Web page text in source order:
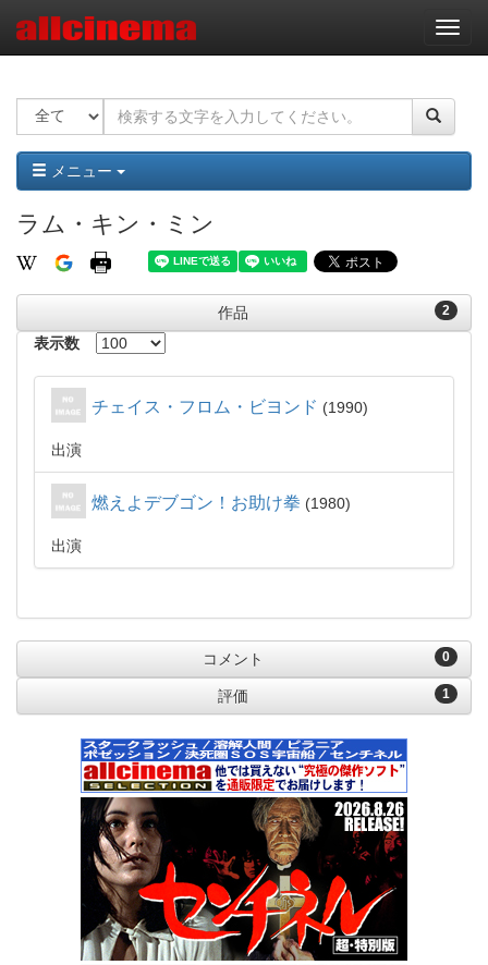
ナ
ビ
ー
ョ
ン
メニュー
ラム・キン・ミン
2
作品
表示数
チェイス・フロム・ビヨンド 1990
出演
燃えよデブゴン！お助け拳 1980
出演
0
コメント
1
評価